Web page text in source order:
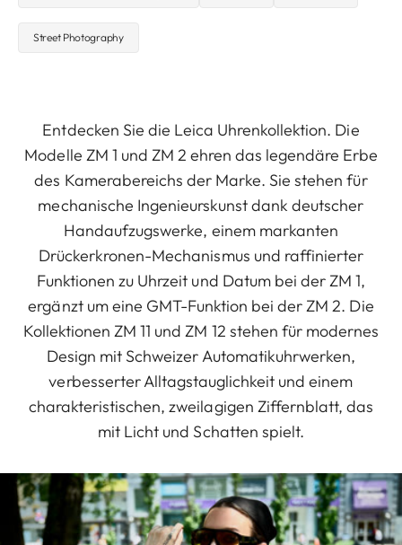
Street Photography
Entdecken Sie die Leica Uhrenkollektion. Die
Modelle ZM 1 und ZM 2 ehren das legendäre Erbe
des Kamerabereichs der Marke. Sie stehen für
mechanische Ingenieurskunst dank deutscher
Handaufzugswerke, einem markanten
Drückerkronen-Mechanismus und raffinierter
Funktionen zu Uhrzeit und Datum bei der ZM 1,
ergänzt um eine GMT-Funktion bei der ZM 2. Die
Kollektionen ZM 11 und ZM 12 stehen für modernes
Design mit Schweizer Automatikuhrwerken,
verbesserter Alltagstauglichkeit und einem
charakteristischen, zweilagigen Ziffernblatt, das
mit Licht und Schatten spielt.